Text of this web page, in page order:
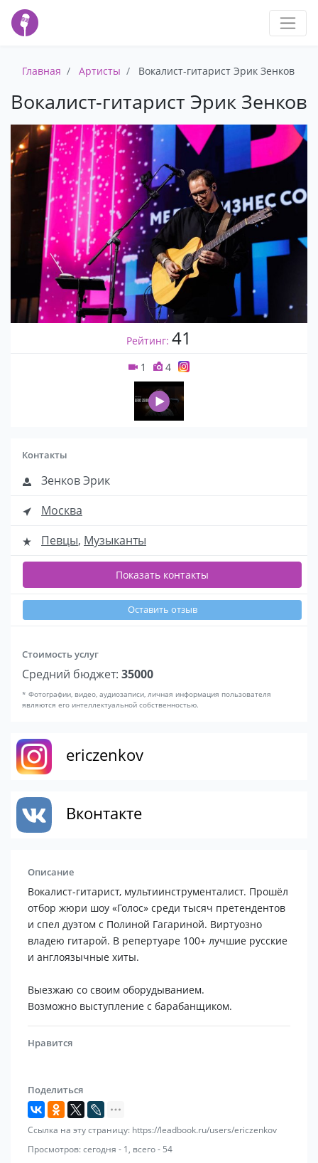
Главная Артисты Вокалист-гитарист Эрик Зенков
Вокалист-гитарист Эрик Зенков
Рейтинг: 41
1 4
Контакты
Зенков Эрик
Москва
Певцы, Музыканты
Показать контакты
Оставить отзыв
Стоимость услуг
Средний бюджет: 35000
* Фотографии, видео, аудиозаписи, личная информация пользователя
являются его интеллектуальной собственностью.
ericzenkov
Вконтакте
Описание
Вокалист-гитарист, мультиинструменталист. Прошёл
отбор жюри шоу «Голос» среди тысяч претендентов
и спел дуэтом с Полиной Гагариной. Виртуозно
владею гитарой. В репертуаре 100+ лучшие русские
и англоязычные хиты.
Выезжаю со своим оборудыванием.
Возможно выступление с барабанщиком.
Нравится
Поделиться
Ссылка на эту страницу: https://leadbook.ru/users/ericzenkov
Просмотров: сегодня - 1, всего - 54